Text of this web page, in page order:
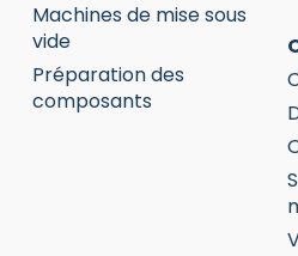
Machines de mise sous
vide
Préparation des
composants